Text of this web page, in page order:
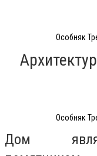
Особняк
Особняк
Дом